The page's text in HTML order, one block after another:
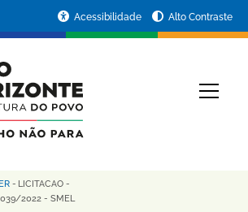
Acessibilidade Alto Contraste
- LICITACAO -
039/2022 - SMEL